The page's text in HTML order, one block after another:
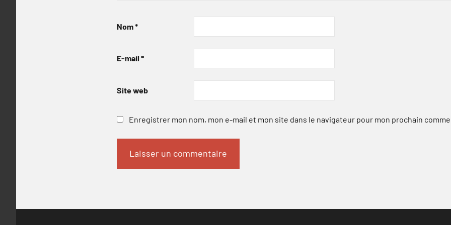
Nom*
E-mail *
Site web
Enregistrer mon nom, mon e-mail et mon site dans le navigateur pour mon prochain